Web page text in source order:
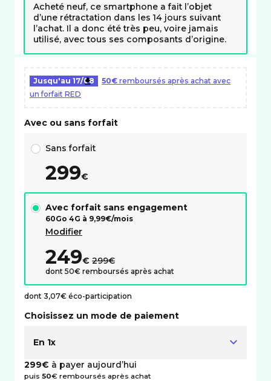
Acheté neuf, ce smartphone a fait l’objet
d’une rétractation dans les 14 jours suivant
l’achat. Il a donc été très peu, voire jamais
utilisé, avec tous ses composants d’origine.
Jusqu'au 17/08 50€ remboursés après achat avec
un forfait RED
Avec ou sans forfait
Sans forfait
299€
Avec forfait sans engagement
60Go 4G à 9,99€/mois
Modifier
249€ 299€
dont 50€ remboursés après achat
dont 3,07€ éco-participation
Choisissez un mode de paiement
En 1x
299€ à payer aujourd’hui
puis 50€ remboursés après achat